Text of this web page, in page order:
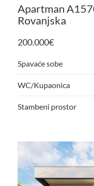
Apartman
Rovanjska
200.000€
Spavaće sobe
WC/Kupaonica
Stambeni prostor